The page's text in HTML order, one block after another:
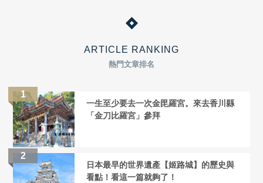
ARTICLE RANKING
熱門文章排名
一生至少要去一次金毘羅宮。來去香川縣
「金刀比羅宮」參拜
日本最早的世界遺產【姬路城】的歷史與
看點！看這一篇就夠了！